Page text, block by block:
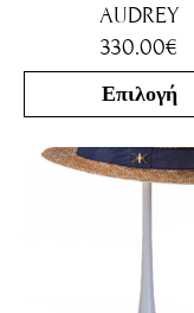
AUDREY
330.00€
Επιλογή